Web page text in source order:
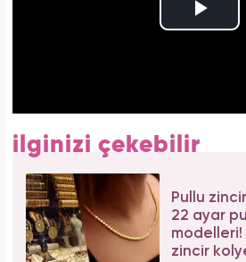
ilginizi çekebilir
Pullu
22 ayar
modelleri!
zincir